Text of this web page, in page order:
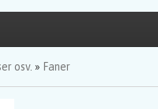
osv. » Faner